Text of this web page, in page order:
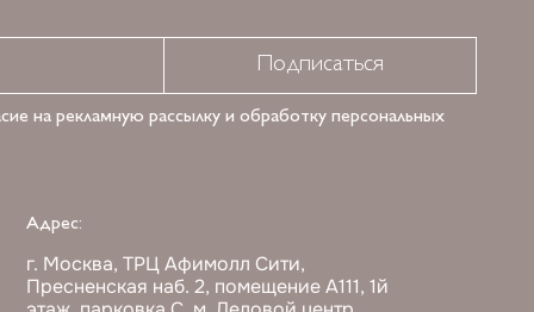
Подписаться
на рекламную рассылку и обработку персональных
Адрес:
г. Москва, ТРЦ Афимолл Сити,
Пресненская наб. 2, помещение А111, 1й